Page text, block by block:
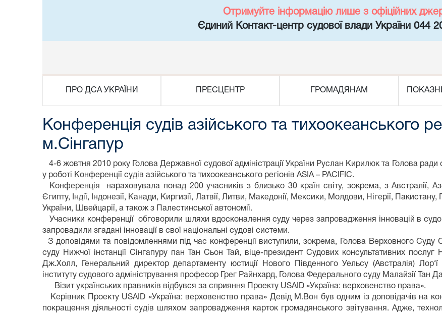
Отримуйте інформацію лише з офіційних
Єдиний Контакт-центр судової влади України 044
ПРО ДСА УКРАЇНИ ПРЕСЦЕНТР ГРОМАДЯНАМ
Конференція судів азійського та тихоокеанського
м.Сінгапур
4-6 жовтня 2010 року Голова Державної судової адміністрації України Руслан Кирилюк та Голова ради
у роботі Конференції судів азійського та тихоокеанського регіонів ASIA – PACIFIC.
Конференція нараховувала понад 200 учасників з близько 30 країн світу, зокрема, з Австралії,
Єгипту, Індії, Індонезії, Канади, Киргизії, Латвії, Литви, Македонії, Мексики, Молдови, Нігерії,
України, Швейцарії, а також з Палестинської автономії.
Учасники конференції обговорили шляхи вдосконалення суду через запровадження інновацій в
запровадили згадані інновації в свої національні судові системи.
З доповідями та повідомленнями під час конференції виступили, зокрема, Голова Верховного
суду Нижчої інстанції Сінгапуру пан Тан Сьон Тай, віце-президент Судових консультативних
Дж.Холл, Генеральний директор департаменту юстиції Нового Південного Уельсу (Австралія) Лор‘ї
інституту судового адміністрування професор Грег Райнхард, Голова Федерального суду Малайзії Тан
Візит українських правників відбувся за сприяння Проекту USAID «Україна: верховенство права».
Керівник Проекту USAID «Україна: верховенство права» Девід М.Вон був одним із доповідачів на
покращення діяльності судів шляхом запровадження карток громадянського звітування. Адже,